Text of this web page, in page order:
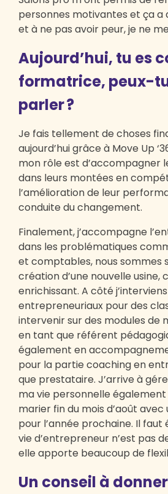
personnes motivantes et ça a
et à ne pas avoir peur, je ne
Aujourd’hui, tu es
formatrice, peux-
parler ?
Je fais tellement de choses
aujourd’hui grâce à Move Up
mon rôle est d’accompagner
dans leurs montées en
l’amélioration de leur
conduite du changement.
Finalement, j’accompagne
dans les problématiques
et comptables, nous sommes
création d’une nouvelle usine,
enrichissant. A côté
entrepreneuriaux pour des
intervenir sur des modules de
en tant que référent
également en
pour la partie coaching en
que prestataire. J’arrive à
ma vie personnelle également
marier fin du mois d’août
pour l’année prochaine. Il
vie d’entrepreneur n’est pas
elle apporte beaucoup de
Un conseil à